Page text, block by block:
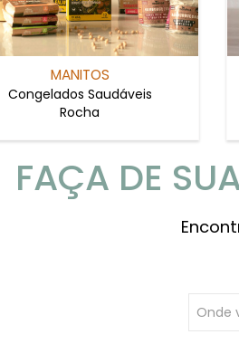
MANITOS
Congelados Saudáveis
Rocha
FAÇA DE
Onde